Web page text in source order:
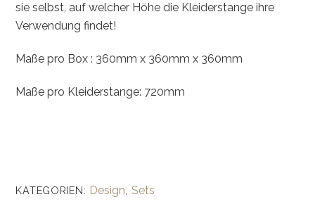
sie selbst, auf welcher Höhe die Kleiderstange ihre
Verwendung findet!
Maße pro Box : 360mm x 360mm x 360mm
Maße pro Kleiderstange: 720mm
KATEGORIEN: Design Sets